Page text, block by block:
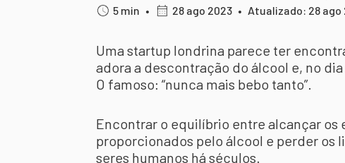
5 min • 28 ago 2023 • Atualizado: 28 ago
Uma startup londrina parece ter
adora a descontração do álcool e, no
O famoso: “nunca mais bebo tanto”.
Encontrar o equilíbrio entre alcançar
proporcionados pelo álcool e perder os
seres humanos há séculos.